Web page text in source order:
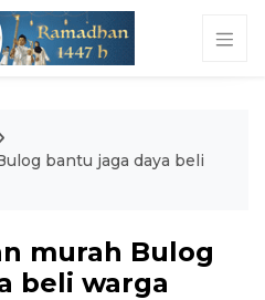
bantu jaga daya beli
murah Bulog
beli warga